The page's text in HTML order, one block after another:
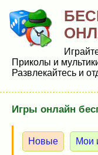
Приколы и
Развлекайтесь и
Игры онлайн
Новые Мои